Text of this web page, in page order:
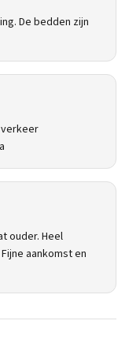
De bedden zijn
ouder. Heel
aankomst en